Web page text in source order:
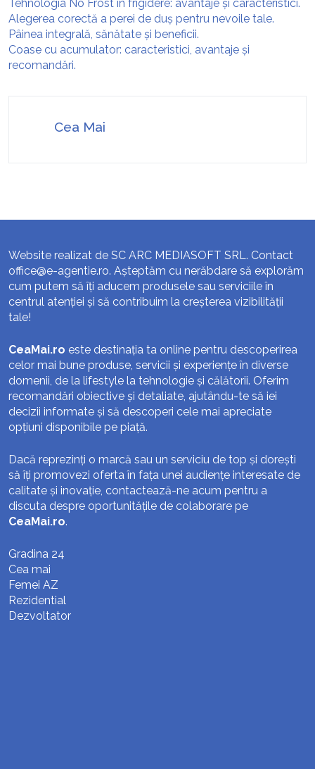
Tehnologia No Frost în frigidere: avantaje și caracteristici.
Alegerea corectă a perei de duș pentru nevoile tale.
Pâinea integrală, sănătate și beneficii.
Coase cu acumulator: caracteristici, avantaje și
recomandări.
Cea Mai
Website realizat de SC ARC MEDIASOFT SRL. Contact
office@e-agentie.ro. Așteptăm cu nerăbdare să explorăm
cum putem să îți aducem produsele sau serviciile în
centrul atenției și să contribuim la creșterea vizibilității
tale!
CeaMai.ro este destinația ta online pentru descoperirea
celor mai bune produse, servicii și experiențe în diverse
domenii, de la lifestyle la tehnologie și călătorii. Oferim
recomandări obiective și detaliate, ajutându-te să iei
decizii informate și să descoperi cele mai apreciate
opțiuni disponibile pe piață.
Dacă reprezinți o marcă sau un serviciu de top și dorești
să îți promovezi oferta în fața unei audiențe interesate de
calitate și inovație, contactează-ne acum pentru a
discuta despre oportunitățile de colaborare pe
CeaMai.ro.
Gradina 24
Cea mai
Femei AZ
Rezidential
Dezvoltator